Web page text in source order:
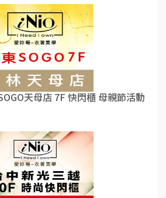
天母店 7F 快閃櫃 母親節活動